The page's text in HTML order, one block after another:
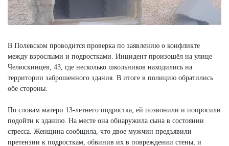
В Полевском проводится проверка по заявлению о конфликте
между взрослыми и подростками. Инцидент произошёл на улице
Челюскинцев, 43, где несколько школьников находились на
территории заброшенного здания. В итоге в полицию обратились
обе стороны.
По словам матери 13-летнего подростка, ей позвонили и попросили
подойти к зданию. На месте она обнаружила сына в состоянии
стресса. Женщина сообщила, что двое мужчин предъявили
претензии к подросткам, обвинив их в повреждении стены, и